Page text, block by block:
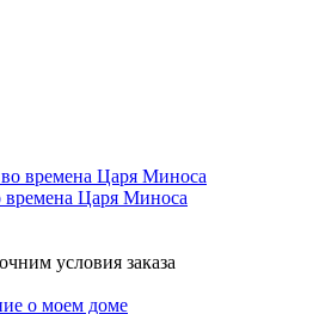
времена Царя Миноса
условия заказа